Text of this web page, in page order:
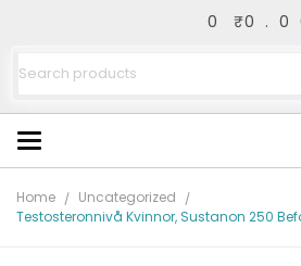
0 ₹
Home
Uncategorized
Testosteronnivå Kvinnor, Sustanon 250